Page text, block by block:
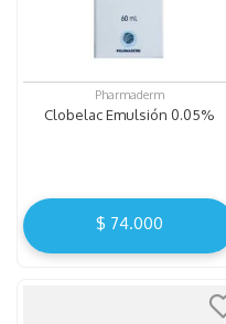
Pharmaderm
Clobelac Emulsión 0.05%
$ 74.000